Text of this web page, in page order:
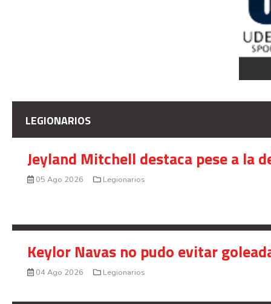
LEGIONARIOS
Jeyland Mitchell destaca pese a la
05 Ago 2026 Legionarios
Keylor Navas no pudo evitar
04 Ago 2026 Legionarios